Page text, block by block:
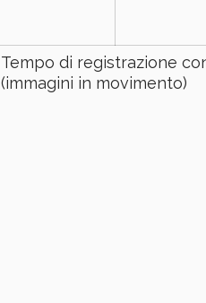
Tempo di registrazione
(immagini in movimento)